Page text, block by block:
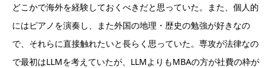
どこかで海外を経験しておくべきだと思っていた。また、個人的
にはピアノを演奏し、また外国の地理・歴史の勉強が好きなの
で、それらに直接触れたいと長らく思っていた。専攻が法律なの
で最初はLLMを考えていたが、LLMよりもMBAの方が社費の枠が